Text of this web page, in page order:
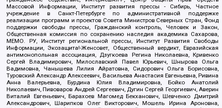
Массовой Информации, Институт развития прессы - Сибирь, Частное
учреждение в Санкт-Петербурге по административной поддержке
реализации программ и проектов Совета Министров Северных Стран, Фонд
поддержки свободы прессы, Гражданский контроль, Человек и Закон,
Общественная комиссия по сохранению наследия академика Сахарова,
МЕМО. РУ, Институт региональной прессы, Институт Развития Свободы
Информации, Экозащита!-Женсовет, Общественный вердикт, Евразийская
антимонопольная ассоциация, Дзугкоева Регина Николаевна, Кривенко
Сергей Владимирович, Милославский Павел Юрьевич, Шнырова Ольга
Вадимовна, Чанышева Лилия Айратовна, Сидорович Ольга Борисовна,
Туровский Александр Алексеевич, Васильева Анастасия Евгеньевна, Ривина
Анна Валерьевна, Бурдина Юлия Владимировна, Бойко Анатолий
Николаевич, Пивоваров Андрей Сергеевич, Дугин Сергей Георгиевич, Аверин
Виталий Евгеньевич, Барахоев Магомед Бекханович, Шевченко Дмитрий
Александрович, Шарипков Олег Викторович, Мошель Ирина Ароновна,